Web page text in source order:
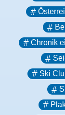
Chronik
Ski